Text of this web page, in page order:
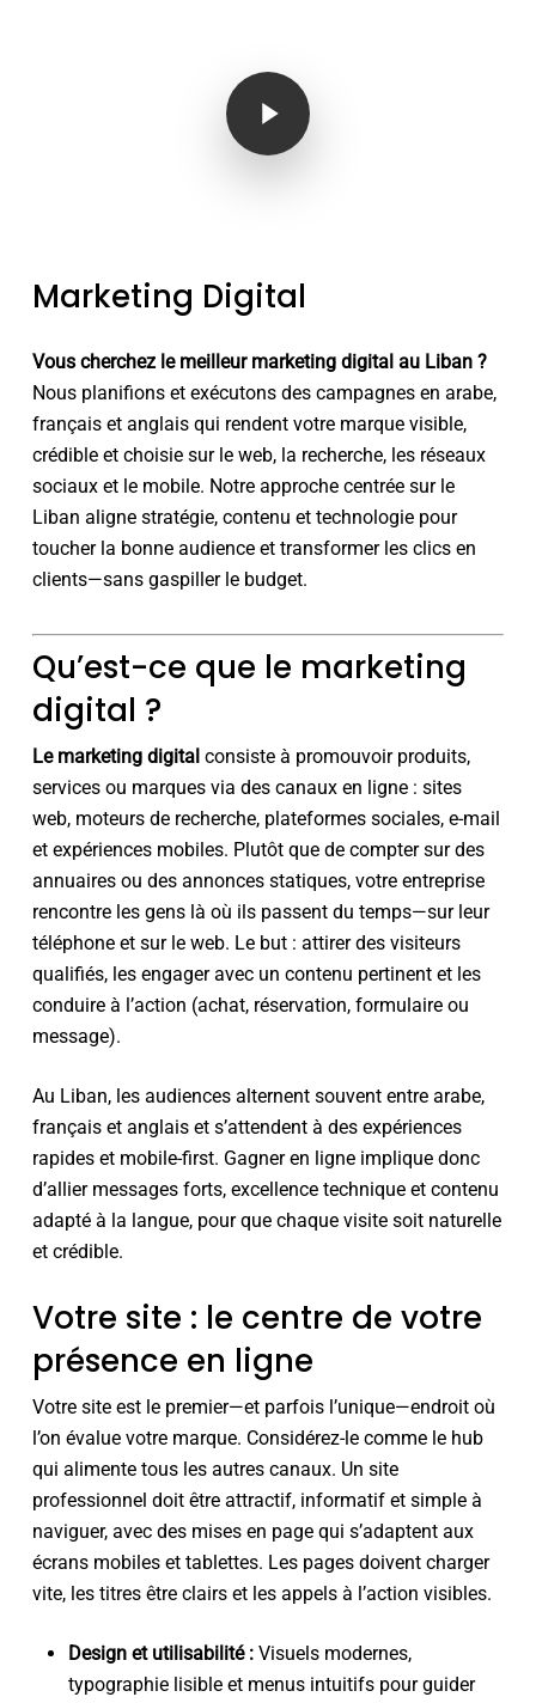
Play Video
Marketing Digital
Vous cherchez le meilleur marketing digital au Liban ?
Nous planifions et exécutons des campagnes en arabe,
français et anglais qui rendent votre marque visible,
crédible et choisie sur le web, la recherche, les réseaux
sociaux et le mobile. Notre approche centrée sur le
Liban aligne stratégie, contenu et technologie pour
toucher la bonne audience et transformer les clics en
clients—sans gaspiller le budget.
Qu’est-ce que le marketing
digital ?
Le marketing digitalconsiste à promouvoir produits,
services ou marques via des canaux en ligne : sites
web, moteurs de recherche, plateformes sociales, e-mail
et expériences mobiles. Plutôt que de compter sur des
annuaires ou des annonces statiques, votre entreprise
rencontre les gens là où ils passent du temps—sur leur
téléphone et sur le web. Le but : attirer des visiteurs
qualifiés, les engager avec un contenu pertinent et les
conduire à l’action (achat, réservation, formulaire ou
message).
Au Liban, les audiences alternent souvent entre arabe,
français et anglais et s’attendent à des expériences
rapides et mobile-first. Gagner en ligne implique donc
d’allier messages forts, excellence technique et contenu
adapté à la langue, pour que chaque visite soit naturelle
et crédible.
Votre site : le centre de votre
présence en ligne
Votre site est le premier—et parfois l’unique—endroit où
l’on évalue votre marque. Considérez-le comme le hub
qui alimente tous les autres canaux. Un site
professionnel doit être attractif, informatif et simple à
naviguer, avec des mises en page qui s’adaptent aux
écrans mobiles et tablettes. Les pages doivent charger
vite, les titres être clairs et les appels à l’action visibles.
Design et utilisabilité :Visuels modernes,
typographie lisible et menus intuitifs pour guider